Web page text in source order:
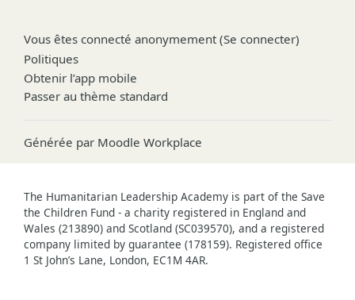
Vous êtes connecté anonymement (Se connecter)
Politiques
Obtenir l’app mobile
Passer au thème standard
Générée par Moodle Workplace
The Humanitarian Leadership Academy is part of the Save
the Children Fund - a charity registered in England and
Wales (213890) and Scotland (SC039570), and a registered
company limited by guarantee (178159). Registered office
1 St John’s Lane, London, EC1M 4AR.